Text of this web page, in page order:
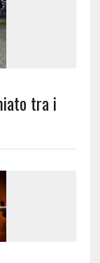
tra i